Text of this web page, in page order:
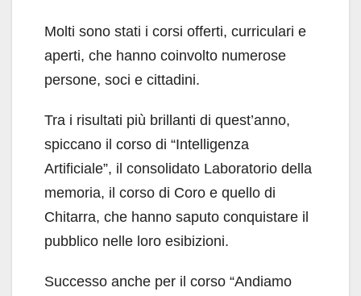
Molti sono stati i corsi offerti, curriculari e
aperti, che hanno coinvolto numerose
persone, soci e cittadini.
Tra i risultati più brillanti di quest’anno,
spiccano il corso di “Intelligenza
Artificiale”, il consolidato Laboratorio della
memoria, il corso di Coro e quello di
Chitarra, che hanno saputo conquistare il
pubblico nelle loro esibizioni.
Successo anche per il corso “Andiamo